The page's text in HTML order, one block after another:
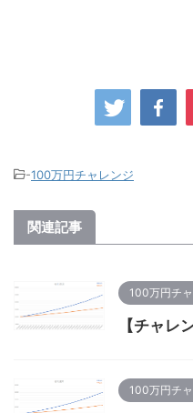
-100万円チャレンジ
関連記事
100万円チ
【チャレ
100万円チ